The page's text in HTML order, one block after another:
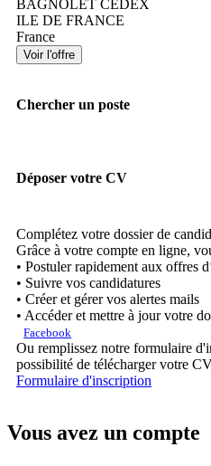
BAGNOLET CEDEX
ILE DE FRANCE
France
Chercher un poste
Déposer votre CV
Complétez votre dossier de
Grâce à votre compte en ligne,
• Postuler rapidement aux offres
• Suivre vos candidatures
• Créer et gérer vos alertes mails
• Accéder et mettre à jour votre
Facebook
Ou remplissez notre formulaire
possibilité de télécharger votre
Formulaire d'inscription
Vous avez un compte